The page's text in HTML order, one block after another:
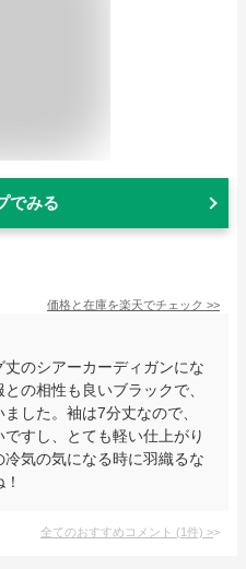
でみる
価格と在庫を楽天でチェック >>
のシアーカーディガンにな
の相性も良いブラックで、
した。袖は7分丈なので、
すし、とても軽い仕上がり
気の気になる時に羽織るな
全てのおすすめコメント (1件) >